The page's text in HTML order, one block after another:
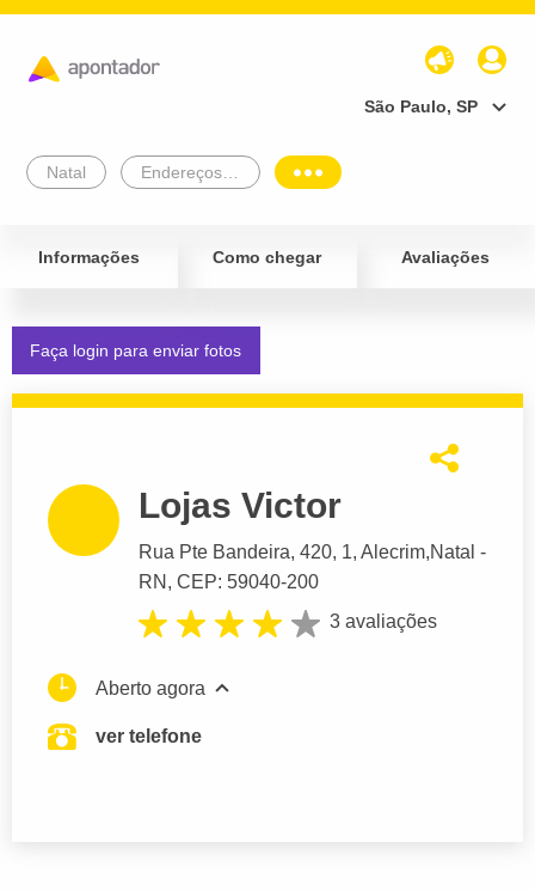
São Paulo, SP
Natal
Informações Como chegar Avaliações
Faça login para enviar fotos
Lojas Victor
Rua Pte Bandeira, 420, 1, Alecrim,Natal -
RN, CEP: 59040-200
3 avaliações
Aberto agora
ver telefone